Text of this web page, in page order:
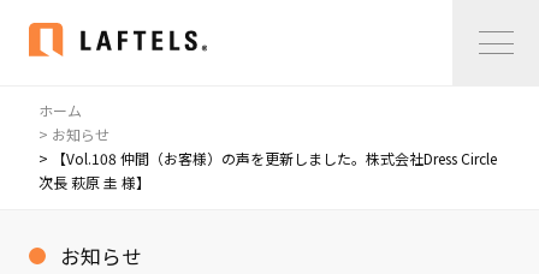
Home
私たちについて
私たちについて
ホーム
> お知らせ
> 【Vol.108 仲間（お客様）の声を更新しました。株式会社Dress Circle
次長 萩原 圭 様】
お知らせ